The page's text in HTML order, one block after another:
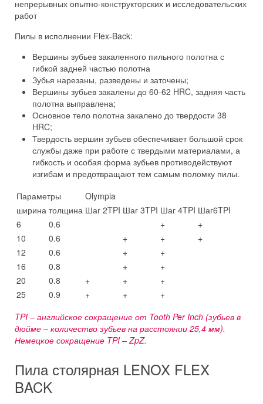
непрерывных опытно-конструкторских и исследовательских
работ
Пилы в исполнении Flex-Back:
Вершины зубьев закаленного пильного полотна с
гибкой задней частью полотна
Зубья нарезаны, разведены и заточены;
Вершины зубьев закалены до 60-62 HRC, задняя часть
полотна выправлена;
Основное тело полотна закалено до твердости 38
HRC;
Твердость вершин зубьев обеспечивает большой срок
службы даже при работе с твердыми материалами, а
гибкость и особая форма зубьев противодействуют
изгибам и предотвращают тем самым поломку пилы.
Параметры
Olympia
ширина толщина Шаг 2TPI Шаг 3TPI Шаг 4TPI Шаг6TPI
6
0.6 +
+
10
0.6 + +
+
12
0.6 +
+
16
0.8 +
+
20
0.8 + +
+
25
0.9 + +
+
TPI – английское сокращение от Tooth Per Inch (зубьев в
дюйме – количество зубьев на расстоянии 25,4 мм).
Немецкое сокращение TPI – ZpZ.
Пила столярная LENOX FLEX
BACK